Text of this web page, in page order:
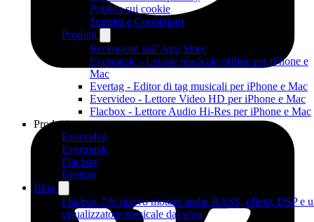
Politica sui cookie
Termini e Condizioni
Prodotti
Recensioni sull’App Store
Evermusic - Lettore musicale offline per iPhone e
Mac
Evertag - Editor di tag musicali per iPhone e Mac
Evervideo - Lettore Video HD per iPhone e Mac
Flacbox - Lettore Audio Hi-Res per iPhone e Mac
Prodotti
Evervideo
Evermusic
Flacbox
Evertag
Blog
Flacbox 7.6: nuovo motore audio BASS, effetti, DSP e
visualizzatore musicale dal vivo